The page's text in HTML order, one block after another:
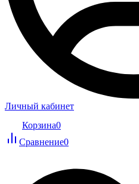
Личный кабинет
Корзина0
Сравнение0